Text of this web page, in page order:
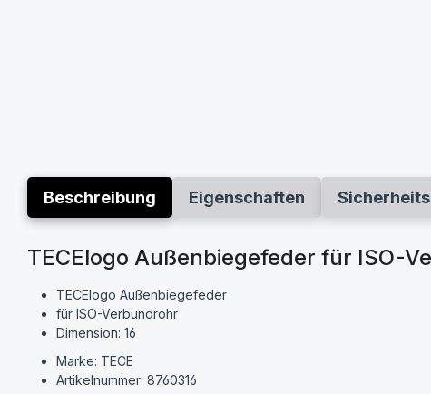
Beschreibung Eigenschaften
TECElogo Außenbiegefeder für ISO-
TECElogo Außenbiegefeder
für ISO-Verbundrohr
Dimension: 16
Marke: TECE
Artikelnummer: 8760316